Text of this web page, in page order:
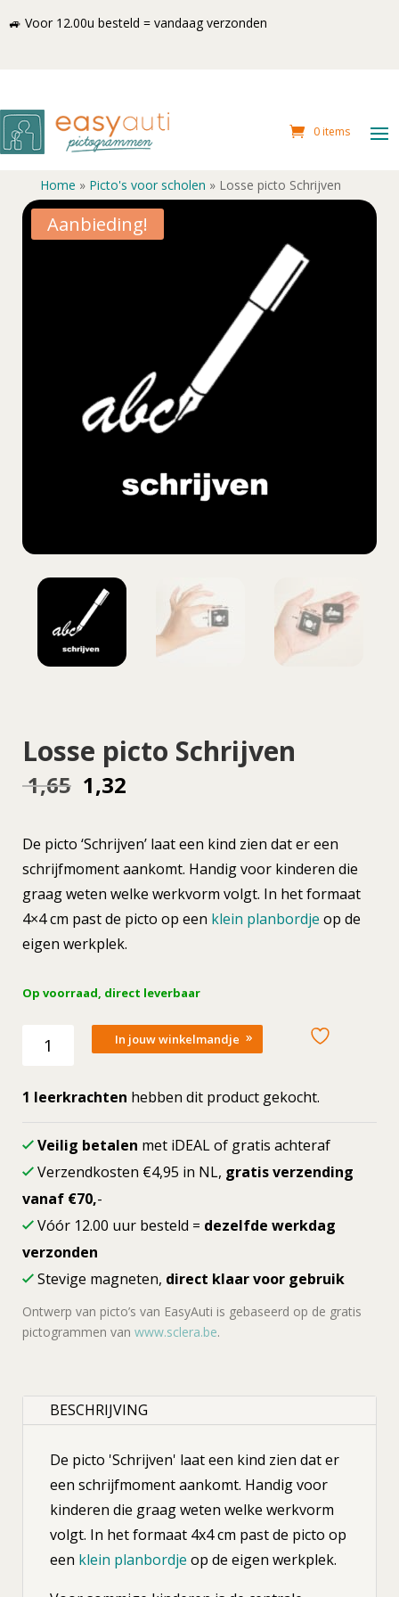
🚙 Voor 12.00u besteld = vandaag verzonden
0 items
Home » Picto's voor scholen » Losse picto Schrijven
Aanbieding!
Losse picto Schrijven
1,65 Oorspronkelijke
was:
1,65.
1,32
is:
1,32.
De picto ‘Schrijven’ laat een kind zien dat er een
schrijfmoment aankomt. Handig voor kinderen die
graag weten welke werkvorm volgt. In het formaat
4×4 cm past de picto op een klein planbordje op de
eigen werkplek.
Op voorraad, direct leverbaar
picto
aantal
In jouw winkelmandje
1 leerkrachten hebben dit product gekocht.
Veilig betalen met iDEAL of gratis achteraf
Verzendkosten €4,95 in NL, gratis verzending
vanaf €70,-
Vóór 12.00 uur besteld = dezelfde werkdag
verzonden
Stevige magneten, direct klaar voor gebruik
Ontwerp van picto’s van EasyAuti is gebaseerd op de gratis
pictogrammen van www.sclera.be.
BESCHRIJVING
De picto 'Schrijven' laat een kind zien dat er
een schrijfmoment aankomt. Handig voor
kinderen die graag weten welke werkvorm
volgt. In het formaat 4x4 cm past de picto op
een klein planbordje op de eigen werkplek.